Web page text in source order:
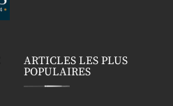
ARTICLES LES PLUS
POPULAIRES